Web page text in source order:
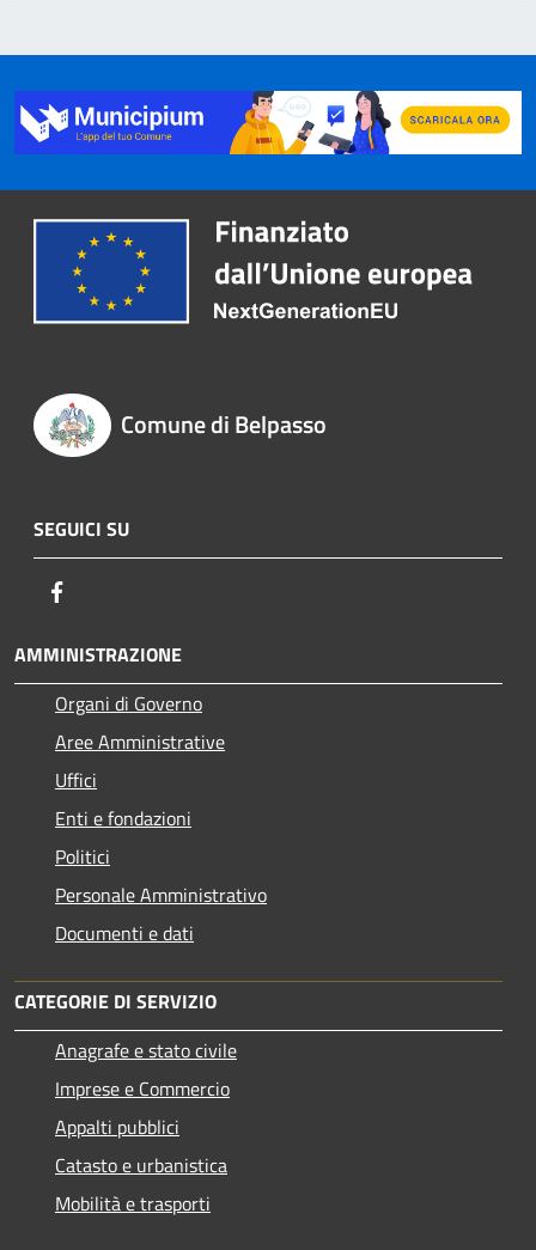
Comune di Belpasso
SEGUICI SU
AMMINISTRAZIONE
Organi di Governo
Aree Amministrative
Uffici
Enti e fondazioni
Politici
Personale Amministrativo
Documenti e dati
CATEGORIE DI SERVIZIO
Anagrafe e stato civile
Imprese e Commercio
Appalti pubblici
Catasto e urbanistica
Mobilità e trasporti